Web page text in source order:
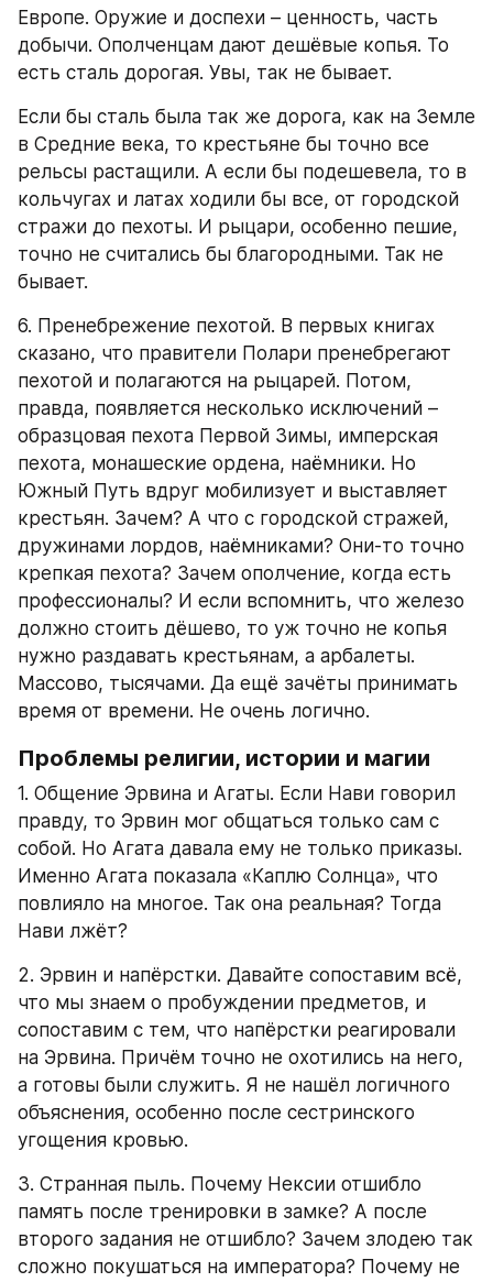
Европе. Оружие и доспехи – ценность, часть
добычи. Ополченцам дают дешёвые копья. То
есть сталь дорогая. Увы, так не бывает.
Если бы сталь была так же дорога, как на Земле
в Средние века, то крестьяне бы точно все
рельсы растащили. А если бы подешевела, то в
кольчугах и латах ходили бы все, от городской
стражи до пехоты. И рыцари, особенно пешие,
точно не считались бы благородными. Так не
бывает.
6. Пренебрежение пехотой. В первых книгах
сказано, что правители Полари пренебрегают
пехотой и полагаются на рыцарей. Потом,
правда, появляется несколько исключений –
образцовая пехота Первой Зимы, имперская
пехота, монашеские ордена, наёмники. Но
Южный Путь вдруг мобилизует и выставляет
крестьян. Зачем? А что с городской стражей,
дружинами лордов, наёмниками? Они-то точно
крепкая пехота? Зачем ополчение, когда есть
профессионалы? И если вспомнить, что железо
должно стоить дёшево, то уж точно не копья
нужно раздавать крестьянам, а арбалеты.
Массово, тысячами. Да ещё зачёты принимать
время от времени. Не очень логично.
Проблемы религии, истории и магии
1. Общение Эрвина и Агаты. Если Нави говорил
правду, то Эрвин мог общаться только сам с
собой. Но Агата давала ему не только приказы.
Именно Агата показала «Каплю Солнца», что
повлияло на многое. Так она реальная? Тогда
Нави лжёт?
2. Эрвин и напёрстки. Давайте сопоставим всё,
что мы знаем о пробуждении предметов, и
сопоставим с тем, что напёрстки реагировали
на Эрвина. Причём точно не охотились на него,
а готовы были служить. Я не нашёл логичного
объяснения, особенно после сестринского
угощения кровью.
3. Странная пыль. Почему Нексии отшибло
память после тренировки в замке? А после
второго задания не отшибло? Зачем злодею так
сложно покушаться на императора? Почему не